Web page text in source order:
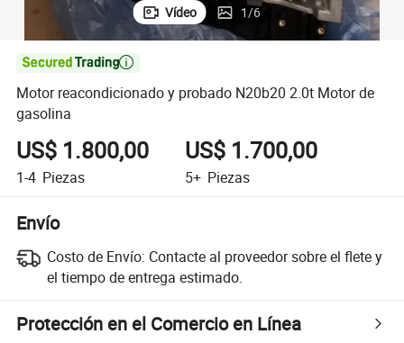
Vídeo 1/6

Motor reacondicionado y probado N20b20 2.0t Motor de
gasolina
US$ 1.800,00
1-4 Piezas
US$ 1.700,00
5+ Piezas
Envío
Costo de Envío: Contacte al proveedor sobre el flete y
el tiempo de entrega estimado.
Protección en el Comercio en Línea